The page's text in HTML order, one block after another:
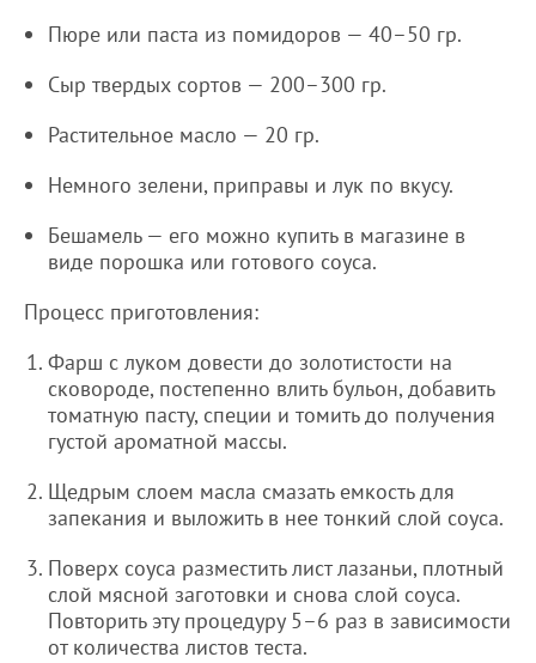
Пюре или паста из помидоров — 40–50 гр.
Сыр твердых сортов — 200–300 гр.
Растительное масло — 20 гр.
Немного зелени, приправы и лук по вкусу.
Бешамель — его можно купить в магазине в
виде порошка или готового соуса.
Процесс приготовления:
Фарш с луком довести до золотистости на
сковороде, постепенно влить бульон, добавить
томатную пасту, специи и томить до получения
густой ароматной массы.
Щедрым слоем масла смазать емкость для
запекания и выложить в нее тонкий слой соуса.
Поверх соуса разместить лист лазаньи, плотный
слой мясной заготовки и снова слой соуса.
Повторить эту процедуру 5–6 раз в зависимости
от количества листов теста.